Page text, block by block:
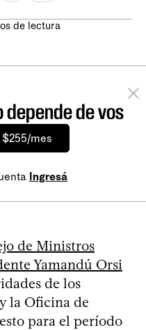
de lectura
de vos
mes
Ingresá
de Ministros
Yamandú Orsi
de los
la Oficina de
para el período